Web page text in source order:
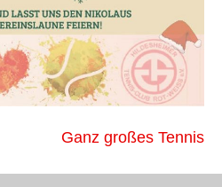
Ganz großes Tennis